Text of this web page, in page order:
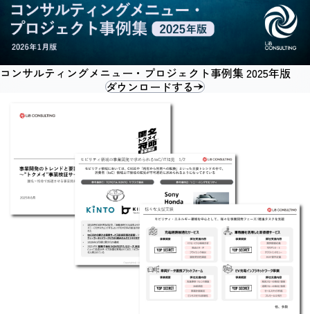
コンサルティングメニュー・プロジェクト事例集 2025年版
ダウンロードする